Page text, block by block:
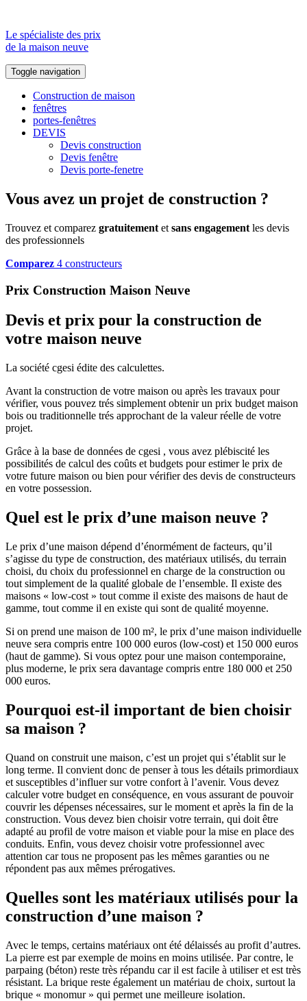
Le spécialiste des prix
de la maison neuve
Toggle navigation
Construction de maison
fenêtres
portes-fenêtres
DEVIS
Devis construction
Devis fenêtre
Devis porte-fenetre
Vous avez un projet de construction ?
Trouvez et comparez gratuitement et sans engagement les devis
des professionnels
Comparez 4 constructeurs
Prix Construction Maison Neuve
Devis et prix pour la construction de
votre maison neuve
La société cgesi édite des calculettes.
Avant la construction de votre maison ou après les travaux pour
vérifier, vous pouvez trés simplement obtenir un prix budget maison
bois ou traditionnelle trés approchant de la valeur réelle de votre
projet.
Grâce à la base de données de cgesi , vous avez plébiscité les
possibilités de calcul des coûts et budgets pour estimer le prix de
votre future maison ou bien pour vérifier des devis de constructeurs
en votre possession.
Quel est le prix d’une maison neuve ?
Le prix d’une maison dépend d’énormément de facteurs, qu’il
s’agisse du type de construction, des matériaux utilisés, du terrain
choisi, du choix du professionnel en charge de la construction ou
tout simplement de la qualité globale de l’ensemble. Il existe des
maisons « low-cost » tout comme il existe des maisons de haut de
gamme, tout comme il en existe qui sont de qualité moyenne.
Si on prend une maison de 100 m², le prix d’une maison individuelle
neuve sera compris entre 100 000 euros (low-cost) et 150 000 euros
(haut de gamme). Si vous optez pour une maison contemporaine,
plus moderne, le prix sera davantage compris entre 180 000 et 250
000 euros.
Pourquoi est-il important de bien choisir
sa maison ?
Quand on construit une maison, c’est un projet qui s’établit sur le
long terme. Il convient donc de penser à tous les détails primordiaux
et susceptibles d’influer sur votre confort à l’avenir. Vous devez
calculer votre budget en conséquence, en vous assurant de pouvoir
couvrir les dépenses nécessaires, sur le moment et après la fin de la
construction. Vous devez bien choisir votre terrain, qui doit être
adapté au profil de votre maison et viable pour la mise en place des
conduits. Enfin, vous devez choisir votre professionnel avec
attention car tous ne proposent pas les mêmes garanties ou ne
répondent pas aux mêmes prérogatives.
Quelles sont les matériaux utilisés pour la
construction d’une maison ?
Avec le temps, certains matériaux ont été délaissés au profit d’autres.
La pierre est par exemple de moins en moins utilisée. Par contre, le
parpaing (béton) reste très répandu car il est facile à utiliser et est très
résistant. La brique reste également un matériau de choix, surtout la
brique « monomur » qui permet une meilleure isolation.